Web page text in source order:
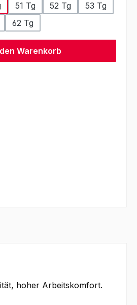
51 Tg 52 Tg
53 Tg
62 Tg
ein oder benutze die Schaltflächen
Warenkorb
hoher Arbeitskomfort.